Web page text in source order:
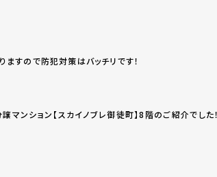
すので防犯対策はバッチリです！
マンション【スカイノブレ御徒町】8階のご紹介でし